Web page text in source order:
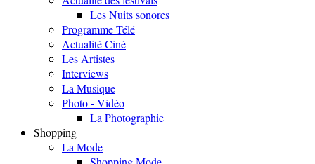
Les Nuits sonores
Programme Télé
Actualité Ciné
Les Artistes
Interviews
La Musique
Photo - Vidéo
La Photographie
Shopping
La Mode